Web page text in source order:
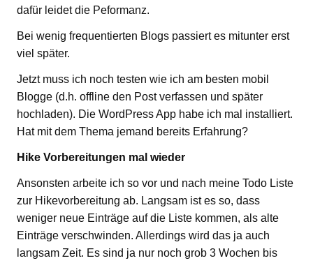
dafür leidet die Peformanz.
Bei wenig frequentierten Blogs passiert es mitunter erst
viel später.
Jetzt muss ich noch testen wie ich am besten mobil
Blogge (d.h. offline den Post verfassen und später
hochladen). Die WordPress App habe ich mal installiert.
Hat mit dem Thema jemand bereits Erfahrung?
Hike Vorbereitungen mal wieder
Ansonsten arbeite ich so vor und nach meine Todo Liste
zur Hikevorbereitung ab. Langsam ist es so, dass
weniger neue Einträge auf die Liste kommen, als alte
Einträge verschwinden. Allerdings wird das ja auch
langsam Zeit. Es sind ja nur noch grob 3 Wochen bis